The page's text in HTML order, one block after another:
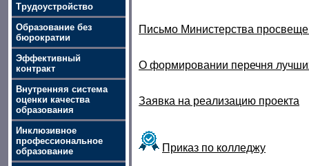
Трудоустройство
Образование без
бюрократии
Эффективный
контракт
Внутренняя система
оценки качества
образования
Инклюзивное
профессиональное
образование
Письмо Министерства
О формировании перечня
Заявка на реализацию проекта
Приказ по колледжу